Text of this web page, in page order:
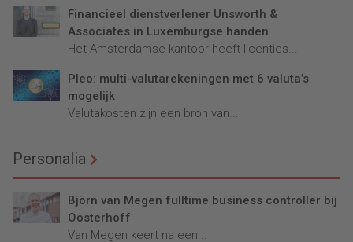
Financieel dienstverlener Unsworth &
Associates in Luxemburgse handen
Het Amsterdamse kantoor heeft licenties...
Pleo: multi-valutarekeningen met 6 valuta’s
mogelijk
Valutakosten zijn een bron van...
Personalia
Björn van Megen fulltime business controller bij
Oosterhoff
Van Megen keert na een...